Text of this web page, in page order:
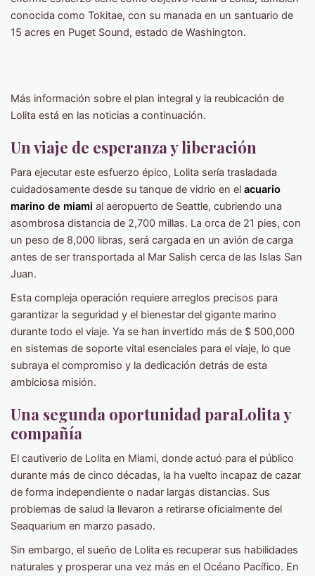
conocida como Tokitae, con su manada en un santuario de
15 acres en Puget Sound, estado de Washington.
Más información sobre el plan integral y la reubicación de
Lolita está en las noticias a continuación.
Un viaje de esperanza y liberación
Para ejecutar este esfuerzo épico, Lolita sería trasladada
cuidadosamente desde su tanque de vidrio en el acuario
marino de miami al aeropuerto de Seattle, cubriendo una
asombrosa distancia de 2,700 millas. La orca de 21 pies, con
un peso de 8,000 libras, será cargada en un avión de carga
antes de ser transportada al Mar Salish cerca de las Islas San
Juan.
Esta compleja operación requiere arreglos precisos para
garantizar la seguridad y el bienestar del gigante marino
durante todo el viaje. Ya se han invertido más de $ 500,000
en sistemas de soporte vital esenciales para el viaje, lo que
subraya el compromiso y la dedicación detrás de esta
ambiciosa misión.
Una segunda oportunidad paraLolitay
compañía
El cautiverio de Lolita en Miami, donde actuó para el público
durante más de cinco décadas, la ha vuelto incapaz de cazar
de forma independiente o nadar largas distancias. Sus
problemas de salud la llevaron a retirarse oficialmente del
Seaquarium en marzo pasado.
Sin embargo, el sueño de Lolita es recuperar sus habilidades
naturales y prosperar una vez más en el Océano Pacífico. En